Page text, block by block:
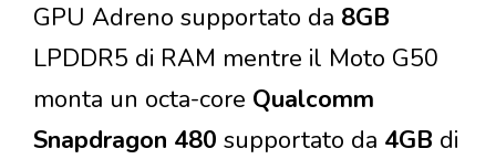
GPU Adreno supportato da 8GB
LPDDR5 di RAM mentre il Moto G50
monta un octa-core Qualcomm
Snapdragon 480 supportato da 4GB di